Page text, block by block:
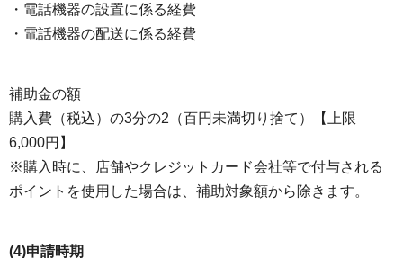
・電話機器の設置に係る経費
・電話機器の配送に係る経費
補助金の額
購入費（税込）の3分の2（百円未満切り捨て）【上限
6,000円】
※購入時に、店舗やクレジットカード会社等で付与される
ポイントを使用した場合は、補助対象額から除きます。
(4)申請時期